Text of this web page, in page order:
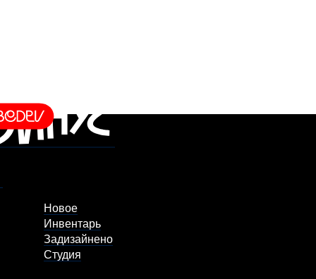
Новое
Инвентарь
Задизайнено
Студия